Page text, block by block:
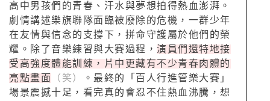
高中男孩們的青春、汗水與夢想拍得熱血澎湃。
劇情講述樂旗聯隊面臨被廢除的危機，一群少年
在友情與信念的支撐下，拼命守護屬於他們的榮
耀。除了音樂練習與大賽過程， 演員們還特地接
受高強度體能訓練，片中更藏有不少青春肉體的
亮點畫面
（笑）
。最終的「百人行進管樂大賽」
場景震撼十足，看完真的會忍不住熱血沸騰，想